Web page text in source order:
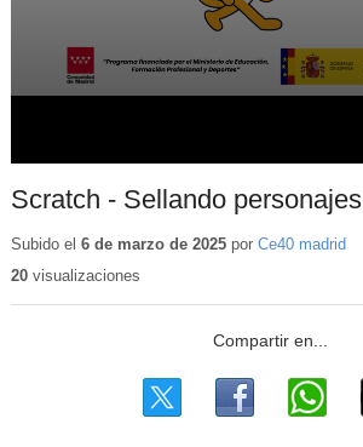
Scratch - Sellando personajes
Subido el 6 de marzo de 2025por Ce40 madrid
20visualizaciones